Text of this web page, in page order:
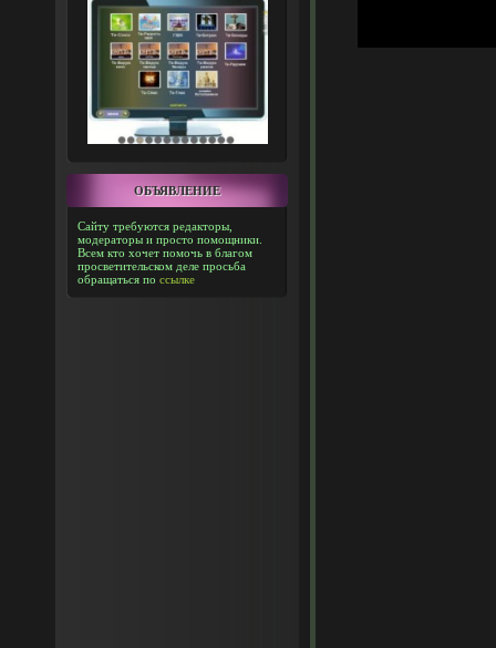
ОБЪЯВЛЕНИЕ
Сайту требуются редакторы,
модераторы и просто помощники.
Всем кто хочет помочь в благом
просветительском деле просьба
обращаться по ссылке